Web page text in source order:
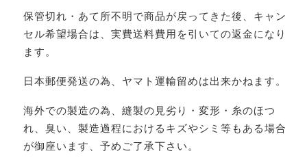
保管切れ・あて所不明で商品が戻ってきた後、キャン
セル希望場合は、実費送料費用を引いての返金になり
ます。
日本郵便発送の為、ヤマト運輸留めは出来かねます。
海外での製造の為、縫製の見劣り・変形・糸のほつ
れ、臭い、製造過程におけるキズやシミ等もある場合
が御座います、予めご了承下さい。